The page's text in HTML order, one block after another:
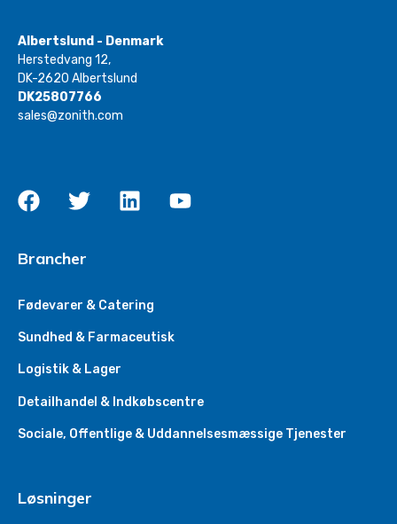
Albertslund - Denmark
Herstedvang 12,
DK-2620 Albertslund
DK25807766
sales@zonith.com
Brancher
Fødevarer & Catering
Sundhed & Farmaceutisk
Logistik & Lager
Detailhandel & Indkøbscentre
Sociale, Offentlige & Uddannelsesmæssige Tjenester
Løsninger